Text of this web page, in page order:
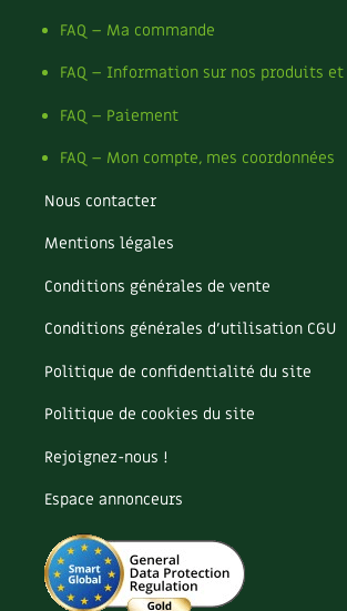
Poireau
Pollinisation
Pollution
Pomme
Potager
Potager en lasagnes
Poules
Prairie fleurie
Purin
Recette
Récup'
Réparation
Reproduction
Restauration
Rocaille
Ronce (ou mûre de jardin)
Roquette
FAQ – Ma commande
FAQ – Information sur nos produits
FAQ – Paiement
FAQ – Mon compte, mes coordonnées
Nous contacter
Mentions légales
Conditions générales de vente
Conditions générales d’utilisation CGU
Politique de confidentialité du site
Politique de cookies du site
Rejoignez-nous !
Espace annonceurs